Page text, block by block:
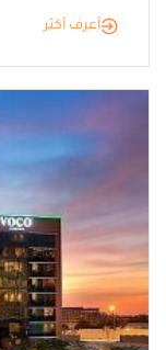
أعرف أكثر